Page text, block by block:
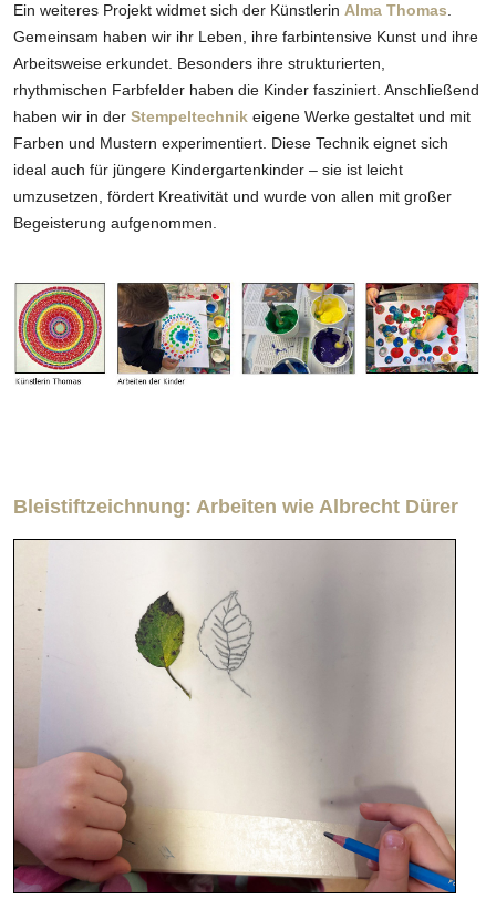
Ein weiteres Projekt widmet sich der Künstlerin Alma Thomas
Gemeinsam haben wir ihr Leben, ihre farbintensive Kunst und ihre
Arbeitsweise erkundet. Besonders ihre strukturierten,
rhythmischen Farbfelder haben die Kinder fasziniert. Anschließend
haben wir in der Stempeltechnik eigene Werke gestaltet und mit
Farben und Mustern experimentiert. Diese Technik eignet sich
ideal auch für jüngere Kindergartenkinder – sie ist leicht
umzusetzen, fördert Kreativität und wurde von allen mit großer
Begeisterung aufgenommen.
Bleistiftzeichnung: Arbeiten wie Albrecht Dürer